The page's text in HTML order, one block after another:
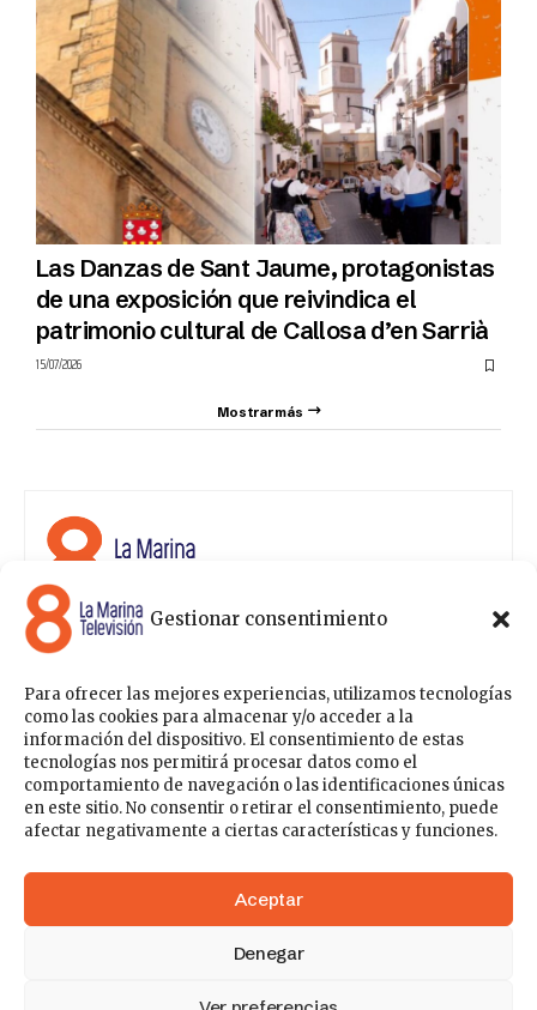
Gestionar consentimiento
Para ofrecer las mejores experiencias, utilizamos tecnologías
como las cookies para almacenar y/o acceder a la
información del dispositivo. El consentimiento de estas
tecnologías nos permitirá procesar datos como el
comportamiento de navegación o las identificaciones únicas
en este sitio. No consentir o retirar el consentimiento, puede
afectar negativamente a ciertas características y funciones.
Aceptar
Denegar
Las Danzas de Sant Jaume, protagonistas
de una exposición que reivindica el
patrimonio cultural de Callosa d’en Sarrià
15/07/2026
Mostrar más
8 La Marina Televisión cuenta con una amplia gama de
programas para satisfacer las necesidades y gustos de
programas de ámbito político , de noticias, deportes,
fiestas y eventos… para estar a la última de todo lo que
acontece en nuestra comarca.
Sobre nosotros
Contáctanos Publicítate con nosotros
Política de Privacidad